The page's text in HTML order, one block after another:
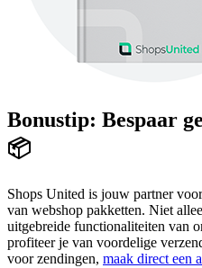
Bonustip: Bespaar
📦
Shops United is jouw partner
van webshop pakketten. Niet
uitgebreide functionaliteiten van
profiteer je van voordelige
voor zendingen, maak direct een